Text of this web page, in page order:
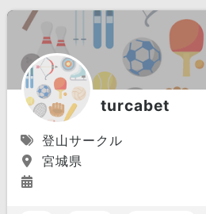
turcabet
登山サークル
宮城県